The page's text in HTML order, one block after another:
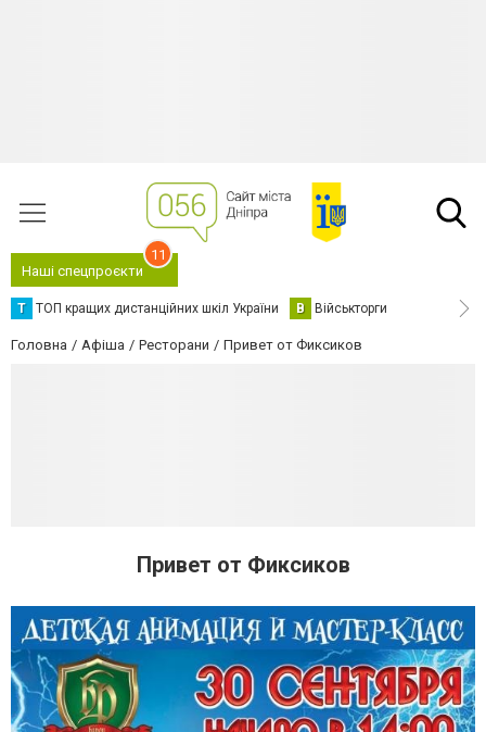
Наші спецпроєкти
11
Т ТОП кращих дистанційних шкіл України В Військторги
Головна Афіша Ресторани Привет от Фиксиков
Привет от Фиксиков